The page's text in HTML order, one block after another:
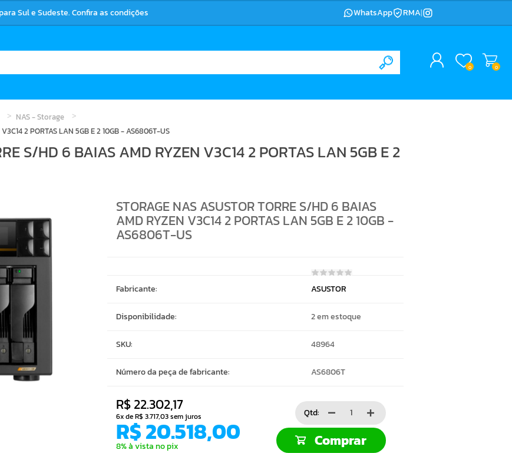
Sul e Sudeste. Confira as condições WhatsApp RMA|
0 0
NAS - Storage
2 PORTAS LAN 5GB E 2 10GB - AS6806T-US
S/HD 6 BAIAS AMD RYZEN V3C14 2 PORTAS LAN 5GB E 2
STORAGE NAS ASUSTOR TORRE S/HD 6 BAIAS
AMD RYZEN V3C14 2 PORTAS LAN 5GB E 2 10GB -
AS6806T-US
Fabricante: ASUSTOR
Disponibilidade: 2 em estoque
SKU: 48964
Número da peça de fabricante: AS6806T
R$ 22.302,17
6x de R$ 3.717,03 sem juros
R$ 20.518,00
8% à vista no pix
Qtd:
Comprar